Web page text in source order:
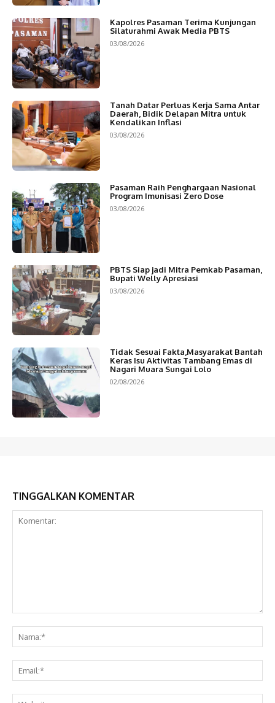
Kapolres Pasaman Terima Kunjungan
Silaturahmi Awak Media PBTS
03/08/2026
Tanah Datar Perluas Kerja Sama Antar
Daerah, Bidik Delapan Mitra untuk
Kendalikan Inflasi
03/08/2026
Pasaman Raih Penghargaan Nasional
Program Imunisasi Zero Dose
03/08/2026
PBTS Siap jadi Mitra Pemkab Pasaman,
Bupati Welly Apresiasi
03/08/2026
Tidak Sesuai Fakta,Masyarakat Bantah
Keras Isu Aktivitas Tambang Emas di
Nagari Muara Sungai Lolo
02/08/2026
TINGGALKAN KOMENTAR